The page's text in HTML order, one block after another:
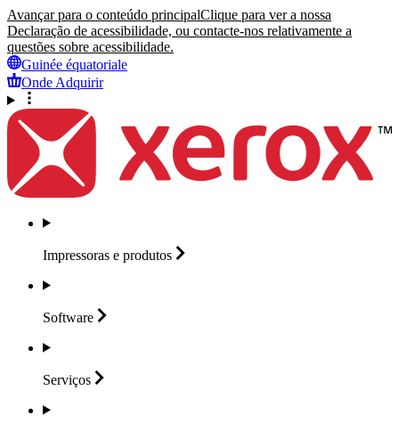
Avançar para o conteúdo principalClique para ver a nossa
Declaração de acessibilidade, ou contacte-nos relativamente a
questões sobre acessibilidade.
Guinée équatoriale
Onde Adquirir
Impressoras e produtos
Software
Serviços